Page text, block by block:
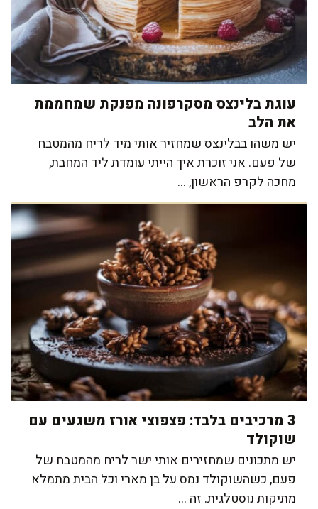
עוגת בלינצס מסקרפונה מפנקת שמחממת
את הלב
יש משהו בבלינצס שמחזיר אותי מיד לריח מהמטבח
של פעם. אני זוכרת איך הייתי עומדת ליד המחבת,
מחכה לקרפ הראשון, ...
3 מרכיבים בלבד: פצפוצי אורז משגעים עם
שוקולד
יש מתכונים שמחזירים אותי ישר לריח מהמטבח של
פעם, כשהשוקולד נמס על בן מארי וכל הבית מתמלא
מתיקות נוסטלגית. זה ...